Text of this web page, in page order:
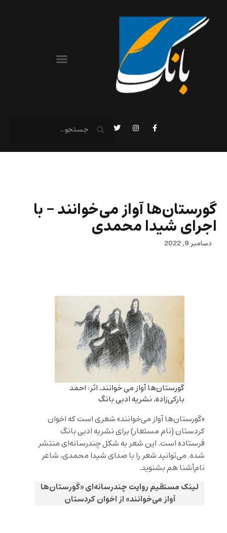
گورستان‌ها آواز می‌خو‌انند – با
اجرای شیدا محمدی
دسامبر 9, 2022
گورستان‌ها آواز می خوانند، اثر: احمد
بارکی‌زاده، نشریه ادبی بانگ
«گورستان‌ها آواز می‌خوانند» شعری است که اخوان
کردستان (نام مستعار) برای نشریه ادبی بانگ
فرستاده است. این شعر به شکل چندرسانه‌ای منتشر
شده. می‌‌توانید شعر را با صدای شیدا محمدی، شاعر
نام‌آشنا هم بشنوید.
لینک مستقیم روایت چندرسانه‌ای «گورستان‌ها
آواز می‌خوانند» از اخوان کردستان